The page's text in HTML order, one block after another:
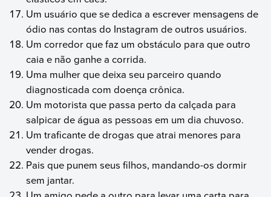
Um usuário que se dedica a escrever mensagens de
ódio nas contas do Instagram de outros usuários.
Um corredor que faz um obstáculo para que outro
caia e não ganhe a corrida.
Uma mulher que deixa seu parceiro quando
diagnosticada com doença crônica.
Um motorista que passa perto da calçada para
salpicar de água as pessoas em um dia chuvoso.
Um traficante de drogas que atrai menores para
vender drogas.
Pais que punem seus filhos, mandando-os dormir
sem jantar.